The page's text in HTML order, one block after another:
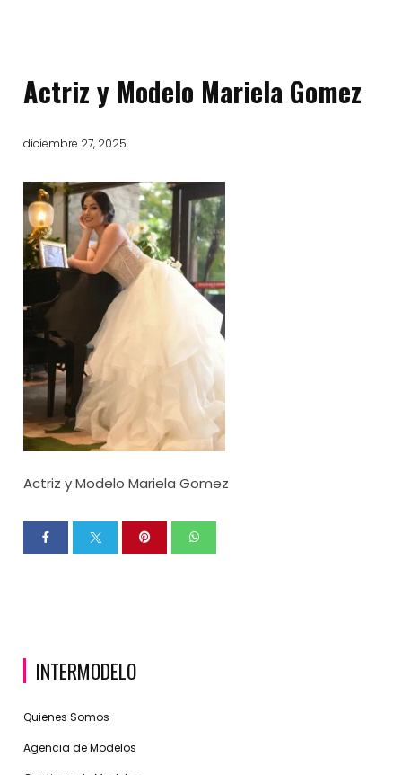
Actriz y Modelo Mariela Gomez
diciembre 27, 2025
Actriz y Modelo Mariela Gomez
INTERMODELO
Quienes Somos
Agencia de Modelos